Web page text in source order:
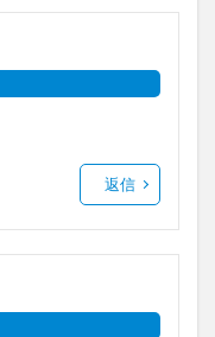
返信